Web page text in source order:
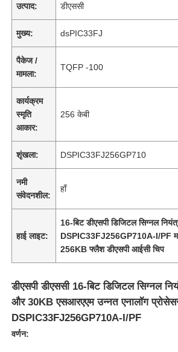
उत्पाद: डीएससी
मुख्य: dsPIC33FJ
पैकेज /
मामला:
TQFP -100
कार्यक्रम
स्मृति
आकार:
256 केबी
शृंखला: DSPIC33FJ256GP710
नमी
संवेदनशील:
हाँ
हाई लाइट:
16-बिट डीएसपी डिजिटल सिग्नल
DSPIC33FJ256GP710A-I/PF
256KB फ्लैश डीएसपी आईसी चिप
डीएसपी डीएससी 16-बिट डिजिटल सिग्नल
और 30KB एसआरएएम उन्नत एनालॉग
DSPIC33FJ256GP710A-I/PF
वर्णन: